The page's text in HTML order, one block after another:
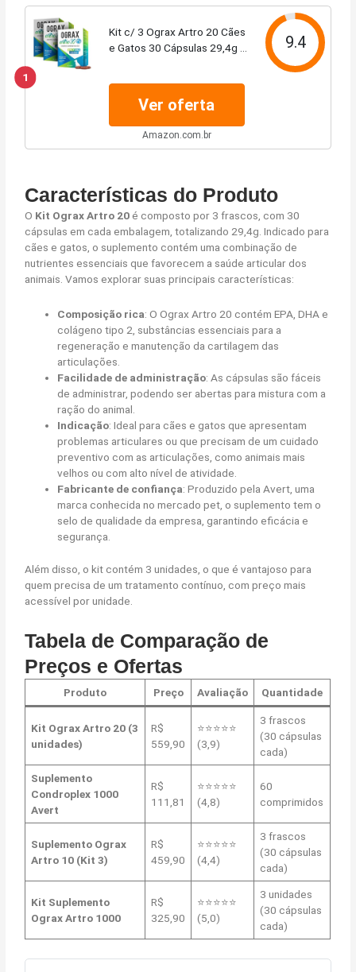
1
Kit c/ 3 Ograx Artro 20 Cães
e Gatos 30 Cápsulas 29,4g -
9.4
Ver oferta
Amazon.com.br
Características do Produto
O Kit Ograx Artro 20é composto por 3 frascos, com 30
cápsulas em cada embalagem, totalizando 29,4g. Indicado para
cães e gatos, o suplemento contém uma combinação de
nutrientes essenciais que favorecem a saúde articular dos
animais. Vamos explorar suas principais características:
Composição rica: O Ograx Artro 20 contém EPA, DHA e
colágeno tipo 2, substâncias essenciais para a
regeneração e manutenção da cartilagem das
articulações.
Facilidade de administração: As cápsulas são fáceis
de administrar, podendo ser abertas para mistura com a
ração do animal.
Indicação: Ideal para cães e gatos que apresentam
problemas articulares ou que precisam de um cuidado
preventivo com as articulações, como animais mais
velhos ou com alto nível de atividade.
Fabricante de confiança: Produzido pela Avert, uma
marca conhecida no mercado pet, o suplemento tem o
selo de qualidade da empresa, garantindo eficácia e
segurança.
Além disso, o kit contém 3 unidades, o que é vantajoso para
quem precisa de um tratamento contínuo, com preço mais
acessível por unidade.
Tabela de Comparação de
Preços e Ofertas
Produto Preço Avaliação Quantidade
Kit Ograx Artro 20 (3
unidades)
R$
559,90
⭐⭐⭐⭐⭐
(3,9)
3 frascos
(30 cápsulas
cada)
Suplemento
Condroplex 1000
Avert
R$
111,81
⭐⭐⭐⭐⭐
(4,8)
60
comprimidos
Suplemento Ograx
Artro 10 (Kit 3)
R$
459,90
⭐⭐⭐⭐⭐
(4,4)
3 frascos
(30 cápsulas
cada)
Kit Suplemento
Ograx Artro 1000
R$
325,90
⭐⭐⭐⭐⭐
(5,0)
3 unidades
(30 cápsulas
cada)